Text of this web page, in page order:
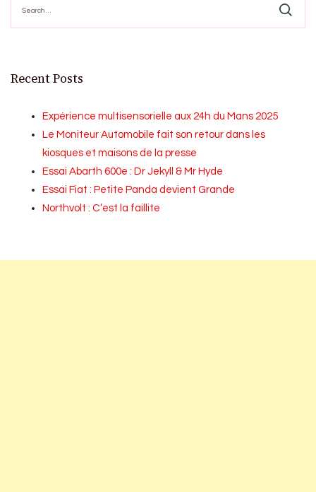
for:
Recent Posts
Expérience multisensorielle aux 24h du Mans 2025
Le Moniteur Automobile fait son retour dans les
kiosques et maisons de la presse
Essai Abarth 600e : Dr Jekyll & Mr Hyde
Essai Fiat : Petite Panda devient Grande
Northvolt : C’est la faillite